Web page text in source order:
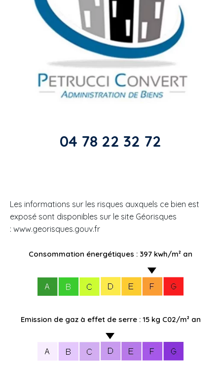
04 78 22 32 72
Les informations sur les risques auxquels ce bien est
exposé sont disponibles sur le site Géorisques
: www.georisques.gouv.fr
Consommation énergétiques : 397 kwh/m² an
Emission de gaz à effet de serre : 15 kg C02/m² an